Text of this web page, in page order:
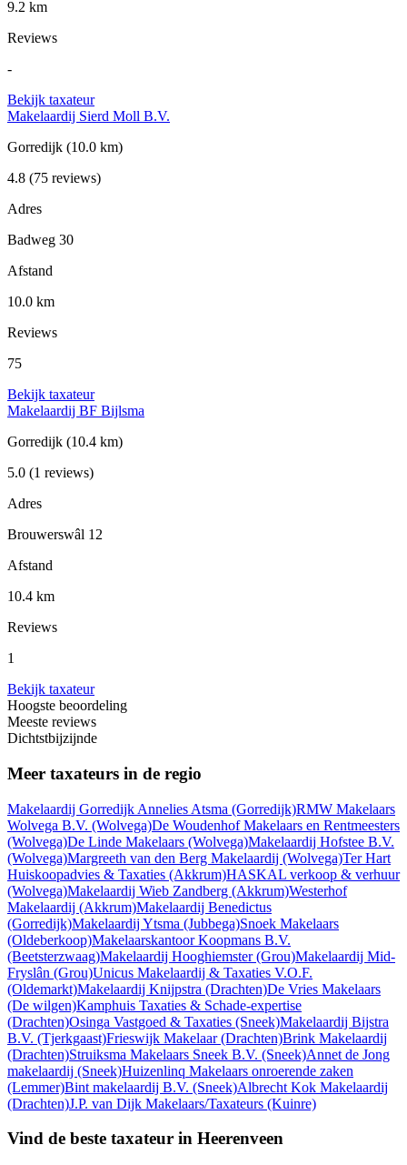
9.2 km
Reviews
-
Bekijk taxateur
Makelaardij Sierd Moll B.V.
Gorredijk (10.0 km)
4.8 (75 reviews)
Adres
Badweg 30
Afstand
10.0 km
Reviews
75
Bekijk taxateur
Makelaardij BF Bijlsma
Gorredijk (10.4 km)
5.0 (1 reviews)
Adres
Brouwerswâl 12
Afstand
10.4 km
Reviews
1
Bekijk taxateur
Hoogste beoordeling
Meeste reviews
Dichtstbijzijnde
Meer taxateurs in de regio
Makelaardij Gorredijk Annelies Atsma (Gorredijk)RMW Makelaars
Wolvega B.V. (Wolvega)De Woudenhof Makelaars en Rentmeesters
(Wolvega)De Linde Makelaars (Wolvega)Makelaardij Hofstee B.V.
(Wolvega)Margreeth van den Berg Makelaardij (Wolvega)Ter Hart
Huiskoopadvies & Taxaties (Akkrum)HASKAL verkoop & verhuur
(Wolvega)Makelaardij Wieb Zandberg (Akkrum)Westerhof
Makelaardij (Akkrum)Makelaardij Benedictus
(Gorredijk)Makelaardij Ytsma (Jubbega)Snoek Makelaars
(Oldeberkoop)Makelaarskantoor Koopmans B.V.
(Beetsterzwaag)Makelaardij Hooghiemster(Grou)Makelaardij Mid-
Fryslân (Grou)Unicus Makelaardij & Taxaties V.O.F.
(Oldemarkt)Makelaardij Knijpstra (Drachten)De Vries Makelaars
(De wilgen)Kamphuis Taxaties & Schade-expertise
(Drachten)Osinga Vastgoed & Taxaties (Sneek)Makelaardij Bijstra
B.V. (Tjerkgaast)Frieswijk Makelaar(Drachten)Brink Makelaardij
(Drachten)Struiksma Makelaars Sneek B.V. (Sneek)Annet de Jong
makelaardij (Sneek)Huizenlinq Makelaars onroerende zaken
(Lemmer)Bint makelaardij B.V. (Sneek)Albrecht Kok Makelaardij
(Drachten)J.P. van Dijk Makelaars/Taxateurs (Kuinre)
Vind de beste taxateur in Heerenveen